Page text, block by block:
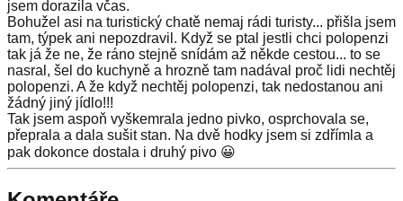
jsem dorazila včas.
Bohužel asi na turistický chatě nemaj rádi turisty... přišla jsem
tam, týpek ani nepozdravil. Když se ptal jestli chci polopenzi
tak já že ne, že ráno stejně snídám až někde cestou... to se
nasral, šel do kuchyně a hrozně tam nadával proč lidi nechtěj
polopenzi. A že když nechtěj polopenzi, tak nedostanou ani
žádný jiný jídlo!!!
Tak jsem aspoň vyškemrala jedno pivko, osprchovala se,
přeprala a dala sušit stan. Na dvě hodky jsem si zdřímla a
pak dokonce dostala i druhý pivo 😀